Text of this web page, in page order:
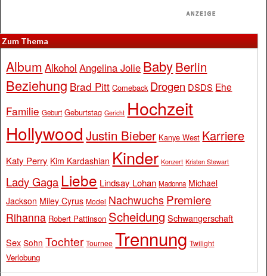
Zum Thema
Album Alkohol Angelina Jolie BabyBerlin
Beziehung Brad Pitt Comeback Drogen DSDS Ehe
Familie Geburt Geburtstag Gericht Hochzeit
Hollywood Justin Bieber Kanye West Karriere
Katy Perry Kim Kardashian Kinder Konzert Kristen Stewart
Lady Gaga Liebe Lindsay Lohan Madonna Michael
Jackson Miley Cyrus Model Nachwuchs Premiere
Rihanna Robert Pattinson Scheidung Schwangerschaft
Sex Sohn Tochter Tournee Trennung Twilight
Verlobung